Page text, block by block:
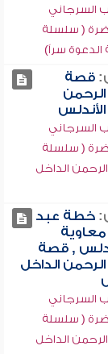
السرجاني
( سلسلة
الدعوة سراً)
قصة
السرجاني
( سلسلة
الداخل
خطة عبد
, قصة
الداخل
السرجاني
( سلسلة
الداخل